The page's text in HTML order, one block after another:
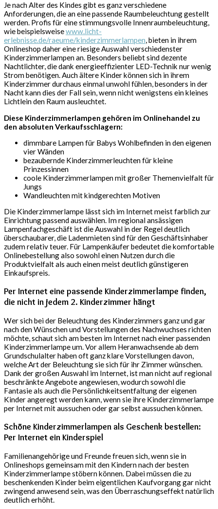
Je nach Alter des Kindes gibt es ganz verschiedene
Anforderungen, die an eine passende Raumbeleuchtung gestellt
werden. Profis für eine stimmungsvolle Innenraumbeleuchtung,
wie beispielsweisewww.licht-
erlebnisse.de/raeume/kinderzimmerlampen, bieten in ihrem
Onlineshop daher eine riesige Auswahl verschiedenster
Kinderzimmerlampen an. Besonders beliebt sind dezente
Nachtlichter, die dank energieeffizienter LED-Technik nur wenig
Strom benötigen. Auch ältere Kinder können sich in ihrem
Kinderzimmer durchaus einmal unwohl fühlen, besonders in der
Nacht kann dies der Fall sein, wenn nicht wenigstens ein kleines
Lichtlein den Raum ausleuchtet.
Diese Kinderzimmerlampen gehören im Onlinehandel zu
den absoluten Verkaufsschlagern:
dimmbare Lampen für Babys Wohlbefinden in den eigenen
vier Wänden
bezaubernde Kinderzimmerleuchten für kleine
Prinzessinnen
coole Kinderzimmerlampen mit großer Themenvielfalt für
Jungs
Wandleuchten mit kindgerechten Motiven
Die Kinderzimmerlampe lässt sich im Internet meist farblich zur
Einrichtung passend auswählen. Im regional ansässigen
Lampenfachgeschäft ist die Auswahl in der Regel deutlich
überschaubarer, die Ladenmieten sind für den Geschäftsinhaber
zudem relativ teuer. Für Lampenkäufer bedeutet die komfortable
Onlinebestellung also sowohl einen Nutzen durch die
Produktvielfalt als auch einen meist deutlich günstigeren
Einkaufspreis.
Per Internet eine passende Kinderzimmerlampe finden,
die nicht in jedem 2. Kinderzimmer hängt
Wer sich bei der Beleuchtung des Kinderzimmers ganz und gar
nach den Wünschen und Vorstellungen des Nachwuchses richten
möchte, schaut sich am besten im Internet nach einer passenden
Kinderzimmerlampe um. Vor allem Heranwachsende ab dem
Grundschulalter haben oft ganz klare Vorstellungen davon,
welche Art der Beleuchtung sie sich für ihr Zimmer wünschen.
Dank der großen Auswahl im Internet, ist man nicht auf regional
beschränkte Angebote angewiesen, wodurch sowohl die
Fantasie als auch die Persönlichkeitsentfaltung der eigenen
Kinder angeregt werden kann, wenn sie ihre Kinderzimmerlampe
per Internet mit aussuchen oder gar selbst aussuchen können.
Schöne Kinderzimmerlampen als Geschenk bestellen:
Per Internet ein Kinderspiel
Familienangehörige und Freunde freuen sich, wenn sie in
Onlineshops gemeinsam mit den Kindern nach der besten
Kinderzimmerlampe stöbern können. Dabei müssen die zu
beschenkenden Kinder beim eigentlichen Kaufvorgang gar nicht
zwingend anwesend sein, was den Überraschungseffekt natürlich
deutlich erhöht.